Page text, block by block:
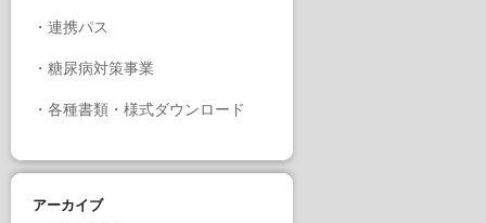
・ 連携パス
・ 糖尿病対策事業
・ 各種書類・様式ダウンロード
アーカイブ